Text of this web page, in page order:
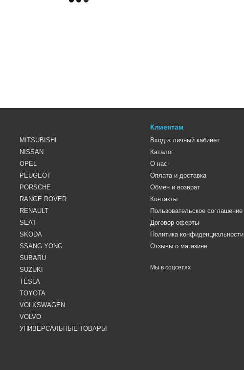
MITSUBISHI
NISSAN
OPEL
PEUGEOT
PORSCHE
RANGE ROVER
RENAULT
SEAT
SKODA
SSANG YONG
SUBARU
SUZUKI
TESLA
TOYOTA
VOLKSWAGEN
VOLVO
УНИВЕРСАЛЬНЫЕ ТОВАРЫ
Клиентам
Вход в личный кабинет
Каталог
О нас
Оплата и доставка
Обмен и возврат
Контакты
Пользовательское соглашение
Договор оферты
Политика конфиденциальности
Отзывы о магазине
Мы в соцсетях